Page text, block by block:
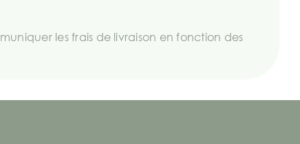
les frais de livraison en fonction des